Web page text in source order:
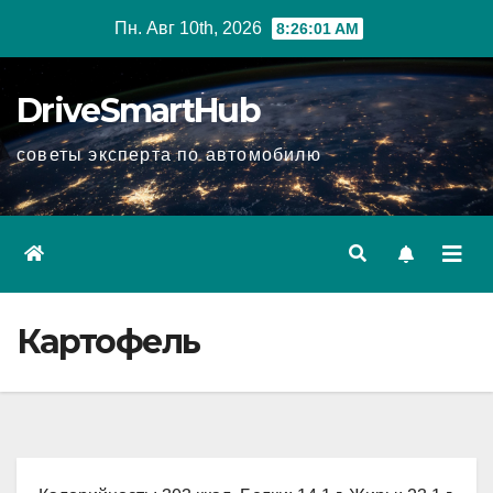
Пн. Авг 10th, 2026 8:26:02 AM
DriveSmartHub
советы эксперта по автомобилю
Картофель